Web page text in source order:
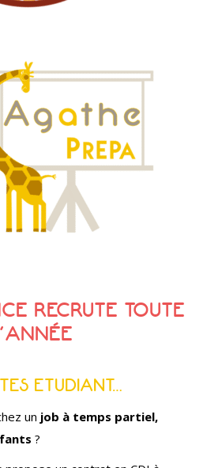
RECRUTE TOUTE
ETUDIANT…
un job à temps partiel,
?